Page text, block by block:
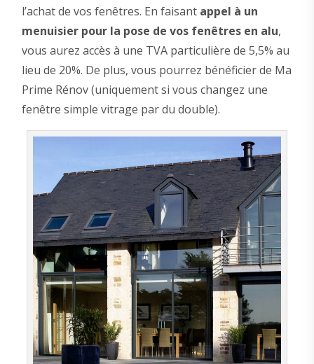
l’achat de vos fenêtres. En faisant appel à un
menuisier pour la pose de vos fenêtres en alu,
vous aurez accès à une TVA particulière de 5,5% au
lieu de 20%. De plus, vous pourrez bénéficier de Ma
Prime Rénov (uniquement si vous changez une
fenêtre simple vitrage par du double).